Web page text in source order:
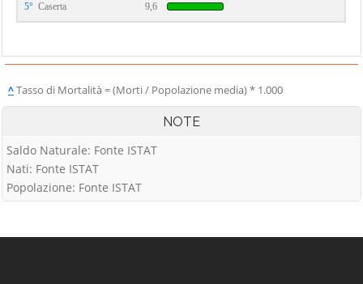
5° Caserta 9,6
^Tasso di Mortalità = (Morti / Popolazione media) * 1.000
NOTE
Saldo Naturale: Fonte ISTAT
Nati: Fonte ISTAT
Popolazione: Fonte ISTAT